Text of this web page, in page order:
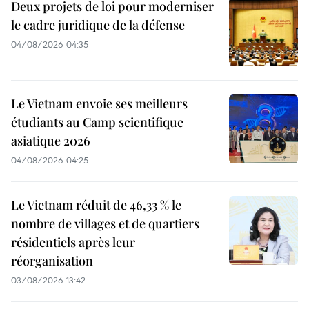
Deux projets de loi pour moderniser
le cadre juridique de la défense
04/08/2026 04:35
Le Vietnam envoie ses meilleurs
étudiants au Camp scientifique
asiatique 2026
04/08/2026 04:25
Le Vietnam réduit de 46,33 % le
nombre de villages et de quartiers
résidentiels après leur
réorganisation
03/08/2026 13:42